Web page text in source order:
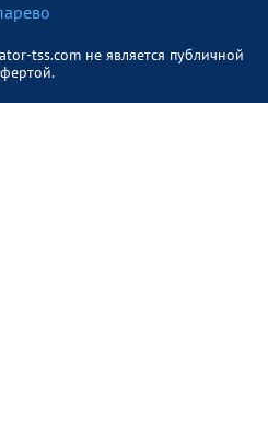
tss.com не является публичной